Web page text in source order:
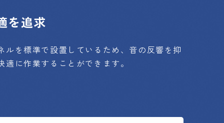
を追求
ルを標準で設置しているため、音の反響を抑
適に作業することができます。